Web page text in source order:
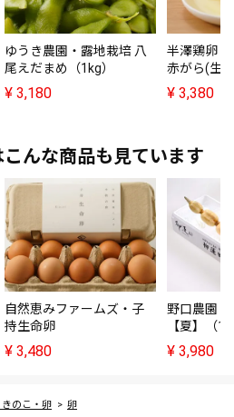
ゆうき農園・露地栽培 八
尾えだまめ（1kg）
¥ 3,180
半澤鶏卵・
赤がら(生
¥ 3,380
んな商品も見ています
自然恵みファームズ・子
持生命卵
¥ 3,480
野口農園
【夏】（
¥ 3,980
のこ・卵
卵